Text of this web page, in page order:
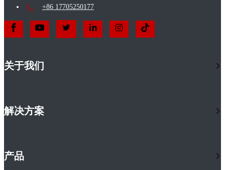
+86 17705250177
关于我们
解决方案
产品